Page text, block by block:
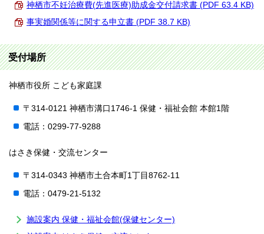
神栖市不妊治療費(先進医療)助成金交付請求書 (PDF 63.4 KB)
事実婚関係等に関する申立書 (PDF 38.7 KB)
受付場所
神栖市役所 こども家庭課
〒314-0121 神栖市溝口1746-1 保健・福祉会館 本館1階
電話：0299-77-9288
はさき保健・交流センター
〒314-0343 神栖市土合本町1丁目8762-11
電話：0479-21-5132
施設案内 保健・福祉会館(保健センター)